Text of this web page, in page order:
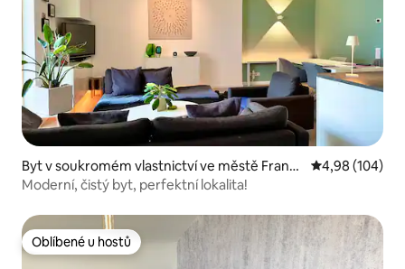
Byt v soukromém vlastnictví ve městě Frankf
urt
Průměrné
4,98 (104)
Moderní, čistý byt, perfektní lokalita!
Oblíbené u hostů
Oblíbené u hostů